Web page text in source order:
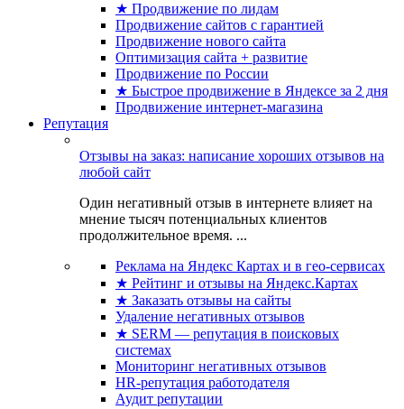
★ Продвижение по лидам
Продвижение сайтов с гарантией
Продвижение нового сайта
Оптимизация сайта + развитие
Продвижение по России
★ Быстрое продвижение в Яндексе за 2 дня
Продвижение интернет-магазина
Репутация
Отзывы на заказ: написание хороших отзывов на
любой сайт
Один негативный отзыв в интернете влияет на
мнение тысяч потенциальных клиентов
продолжительное время. ...
Реклама на Яндекс Картах и в гео-сервисах
★ Рейтинг и отзывы на Яндекс.Картах
★ Заказать отзывы на сайты
Удаление негативных отзывов
★ SERM — репутация в поисковых
системах
Мониторинг негативных отзывов
HR-репутация работодателя
Аудит репутации